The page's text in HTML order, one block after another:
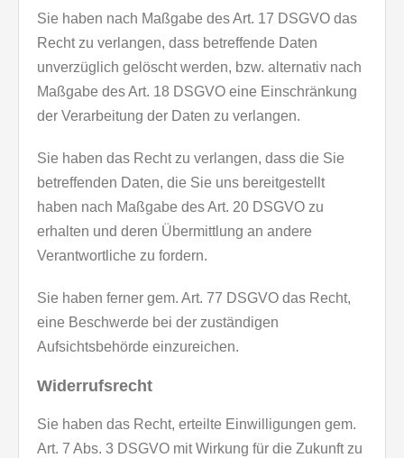
Sie haben nach Maßgabe des Art. 17 DSGVO das
Recht zu verlangen, dass betreffende Daten
unverzüglich gelöscht werden, bzw. alternativ nach
Maßgabe des Art. 18 DSGVO eine Einschränkung
der Verarbeitung der Daten zu verlangen.
Sie haben das Recht zu verlangen, dass die Sie
betreffenden Daten, die Sie uns bereitgestellt
haben nach Maßgabe des Art. 20 DSGVO zu
erhalten und deren Übermittlung an andere
Verantwortliche zu fordern.
Sie haben ferner gem. Art. 77 DSGVO das Recht,
eine Beschwerde bei der zuständigen
Aufsichtsbehörde einzureichen.
Widerrufsrecht
Sie haben das Recht, erteilte Einwilligungen gem.
Art. 7 Abs. 3 DSGVO mit Wirkung für die Zukunft zu